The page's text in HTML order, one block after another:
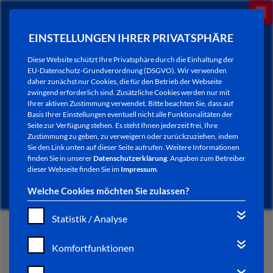
EINSTELLUNGEN IHRER PRIVATSPHÄRE
Diese Website schützt Ihre Privatsphäre durch die Einhaltung der
EU-Datenschutz-Grundverordnung (DSGVO). Wir verwenden
daher zunächst nur Cookies, die für den Betrieb der Webseite
zwingend erforderlich sind. Zusätzliche Cookies werden nur mit
Ihrer aktiven Zustimmung verwendet. Bitte beachten Sie, dass auf
Basis Ihrer Einstellungen eventuell nicht alle Funktionalitäten der
Seite zur Verfügung stehen. Es steht Ihnen jederzeit frei, Ihre
Zustimmung zu geben, zu verweigern oder zurückzuziehen, indem
Sie den Link unten auf dieser Seite aufrufen. Weitere Informationen
finden Sie in unsererDatenschutzerklärung. Angaben zum Betreiber
dieser Webseite finden Sie im Impressum.
Welche Cookies möchten Sie zulassen?
Statistik / Analyse
Komfortfunktionen
NEWSLETTER / CITY LETTER
START